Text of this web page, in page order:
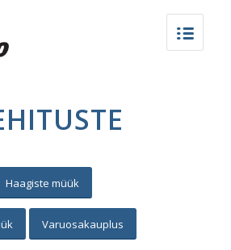
Haagiste müük
Varuosakauplus